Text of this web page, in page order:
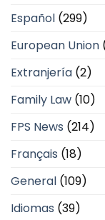
Español (299)
European Union
Extranjería (2)
Family Law (10)
FPS News (214)
Français (18)
General (109)
Idiomas (39)